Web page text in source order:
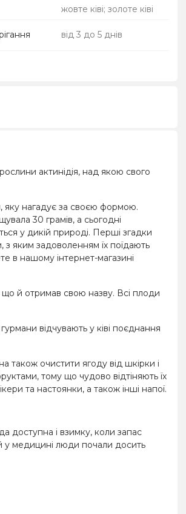
жовте ківі; золоте ківі
від 3 до 5 днів
актинідія, над якою свого
яку нагадує за своєю формою.
30 грамів, а сьогодні
у дикій природі. Перші згадки
яким задоволенням їх поїдають
в нашому інтернет-магазині
що й отримав свою назву. Всі плоди
відчувають у ківі поєднання
також очистити ягоду від шкірки і
тому що чудово відтіняють їх
та настоянки, а також інші напої.
доступна і взимку, коли запас
й у медицині люди почали досить